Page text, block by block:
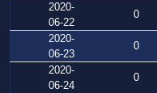
2020-
06-22
0
2020-
06-23
0
2020-
06-24
0